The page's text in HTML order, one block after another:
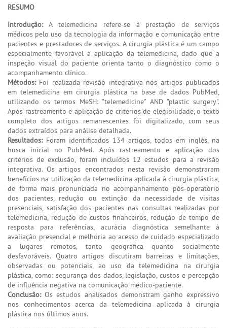
RESUMO
Introdução:A telemedicina refere-se à prestação de serviços
médicos pelo uso da tecnologia da informação e comunicação entre
pacientes e prestadores de serviços. A cirurgia plástica é um campo
especialmente favorável à aplicação da telemedicina, dado que a
inspeção visual do paciente orienta tanto o diagnóstico como o
acompanhamento clínico.
Métodos:Foi realizada revisão integrativa nos artigos publicados
em telemedicina em cirurgia plástica na base de dados PubMed,
utilizando os termos MeSH: "telemedicine" AND "plastic surgery".
Após rastreamento e aplicação de critérios de elegibilidade, o texto
completo dos artigos remanescentes foi digitalizado, com seus
dados extraídos para análise detalhada.
Resultados:Foram identificados 134 artigos, todos em inglês, na
busca inicial no PubMed. Após rastreamento e aplicação dos
critérios de exclusão, foram incluídos 12 estudos para a revisão
integrativa. Os artigos encontrados nesta revisão demonstraram
benefícios na utilização da telemedicina aplicada à cirurgia plástica,
de forma mais pronunciada no acompanhamento pós-operatório
dos pacientes, redução ou extinção da necessidade de visitas
presenciais, satisfação dos pacientes nas consultas realizadas por
telemedicina, redução de custos financeiros, redução de tempo de
resposta para referências, acurácia diagnóstica semelhante à
avaliação presencial e melhoria ao acesso de cuidado especializado
a lugares remotos, tanto geográfica quanto socialmente
desfavoráveis. Quatro artigos discutiram barreiras e limitações,
observadas ou potenciais, ao uso da telemedicina na cirurgia
plástica, como: segurança dos dados, legislação, custos e percepção
de influência negativa na comunicação médico-paciente.
Conclusão:Os estudos analisados demonstram ganho expressivo
nos conhecimentos acerca da telemedicina aplicada à cirurgia
plástica nos últimos anos.